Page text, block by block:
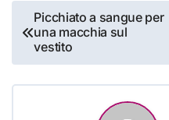
Navigazione
articoli
Picchiato a sangue per
una macchia sul
vestito